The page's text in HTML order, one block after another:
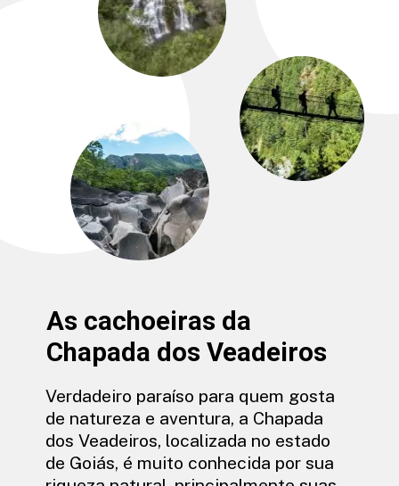
As cachoeiras da
Chapada dos Veadeiros
Verdadeiro paraíso para quem gosta
de natureza e aventura, a Chapada
dos Veadeiros, localizada no estado
de Goiás, é muito conhecida por sua